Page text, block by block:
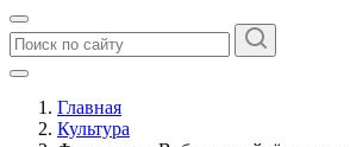
Главная
Культура